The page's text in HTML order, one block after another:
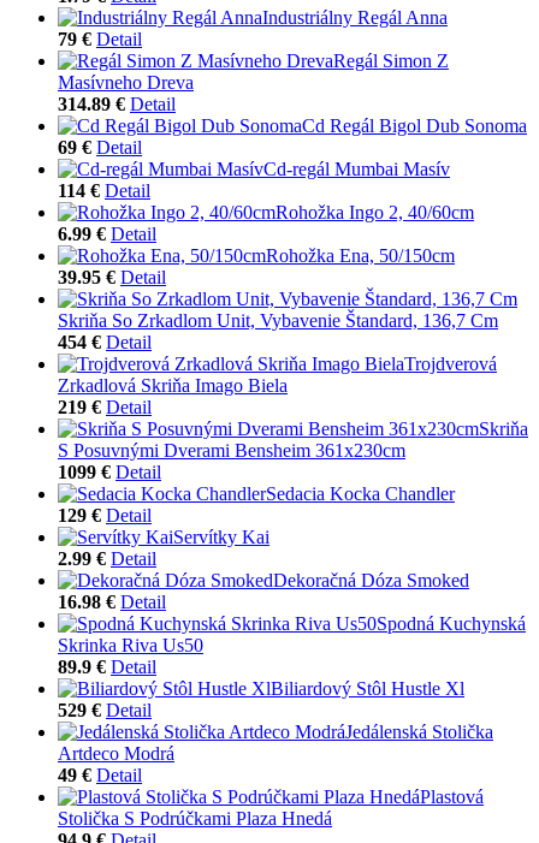
Industriálny Regál Anna
79 € Detail
Regál Simon Z
Masívneho Dreva
314.89 € Detail
Cd Regál Bigol Dub Sonoma
69 € Detail
Cd-regál Mumbai Masív
114 € Detail
Rohožka Ingo 2, 40/60cm
6.99 € Detail
Rohožka Ena, 50/150cm
39.95 € Detail
Skriňa So Zrkadlom Unit, Vybavenie Štandard, 136,7 Cm
454 € Detail
Trojdverová
Zrkadlová Skriňa Imago Biela
219 € Detail
Skriňa
S Posuvnými Dverami Bensheim 361x230cm
1099 € Detail
Sedacia Kocka Chandler
129 € Detail
Servítky Kai
2.99 € Detail
Dekoračná Dóza Smoked
16.98 € Detail
Spodná Kuchynská
Skrinka Riva Us50
89.9 € Detail
Biliardový Stôl Hustle Xl
529 € Detail
Jedálenská Stolička
Artdeco Modrá
49 € Detail
Plastová
Stolička S Podrúčkami Plaza Hnedá